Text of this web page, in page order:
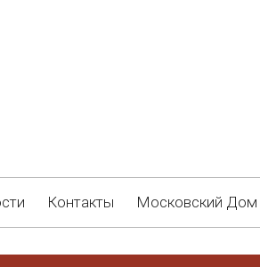
Контакты Московский Дом